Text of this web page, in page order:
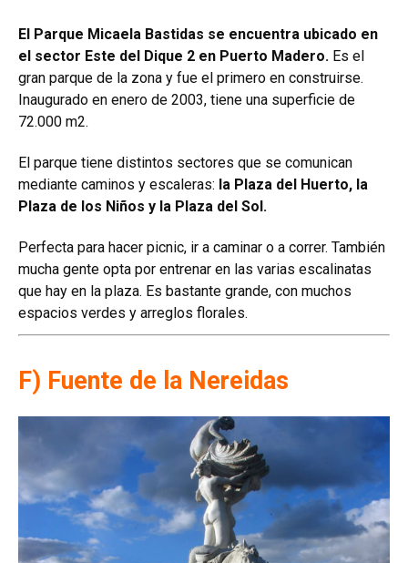
El Parque Micaela Bastidas se encuentra ubicado en
el sector Este del Dique 2 en Puerto Madero. Es el
gran parque de la zona y fue el primero en construirse.
Inaugurado en enero de 2003, tiene una superficie de
72.000 m2.
El parque tiene distintos sectores que se comunican
mediante caminos y escaleras: la Plaza del Huerto, la
Plaza de los Niños y la Plaza del Sol.
Perfecta para hacer picnic, ir a caminar o a correr. También
mucha gente opta por entrenar en las varias escalinatas
que hay en la plaza. Es bastante grande, con muchos
espacios verdes y arreglos florales.
F) Fuente de la Nereidas